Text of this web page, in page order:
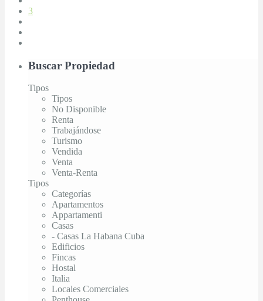
3
Buscar Propiedad
Tipos
Tipos
No Disponible
Renta
Trabajándose
Turismo
Vendida
Venta
Venta-Renta
Tipos
Categorías
Apartamentos
Appartamenti
Casas
- Casas La Habana Cuba
Edificios
Fincas
Hostal
Italia
Locales Comerciales